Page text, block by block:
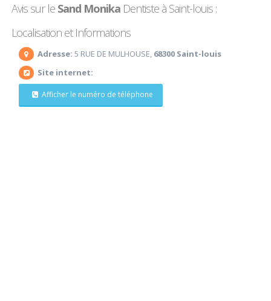
Avis sur le Sand Monika Dentiste à Saint-louis :
Localisation et Informations
Adresse: 5 RUE DE MULHOUSE, 68300 Saint-louis
Site internet:
Afficher le numéro de téléphone